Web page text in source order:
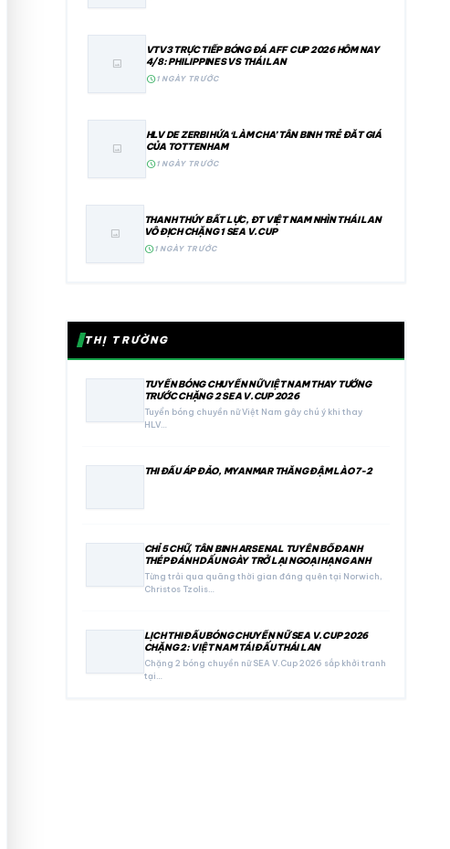
image
VTV3 TRỰC TIẾP BÓNG ĐÁ AFF CUP 2026 HÔM NAY
4/8: PHILIPPINES VS THÁI LAN
schedule1 NGÀY TRƯỚC
image
HLV DE ZERBI HỨA ‘LÀM CHA’ TÂN BINH TRẺ ĐẮT GIÁ
CỦA TOTTENHAM
schedule1 NGÀY TRƯỚC
image
THANH THÚY BẤT LỰC, ĐT VIỆT NAM NHÌN THÁI LAN
VÔ ĐỊCH CHẶNG 1 SEA V.CUP
schedule1 NGÀY TRƯỚC
THỊ TRƯỜNG
TUYỂN BÓNG CHUYỀN NỮ VIỆT NAM THAY TƯỚNG
TRƯỚC CHẶNG 2 SEA V.CUP 2026
Tuyển bóng chuyền nữ Việt Nam gây chú ý khi thay
HLV…
THI ĐẤU ÁP ĐẢO, MYANMAR THẮNG ĐẬM LÀO 7-2
CHỈ 5 CHỮ, TÂN BINH ARSENAL TUYÊN BỐ ĐANH
THÉP ĐÁNH DẤU NGÀY TRỞ LẠI NGOẠI HẠNG ANH
Từng trải qua quãng thời gian đáng quên tại Norwich,
Christos Tzolis…
LỊCH THI ĐẤU BÓNG CHUYỀN NỮ SEA V.CUP 2026
CHẶNG 2: VIỆT NAM TÁI ĐẤU THÁI LAN
Chặng 2 bóng chuyền nữ SEA V.Cup 2026 sắp khởi tranh
tại…